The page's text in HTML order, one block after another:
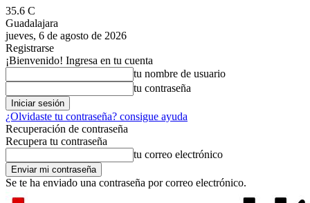
35.6 C
Guadalajara
jueves, 6 de agosto de 2026
Registrarse
¡Bienvenido! Ingresa en tu cuenta
tu nombre de usuario
tu contraseña
¿Olvidaste tu contraseña? consigue ayuda
Recuperación de contraseña
Recupera tu contraseña
tu correo electrónico
Se te ha enviado una contraseña por correo electrónico.